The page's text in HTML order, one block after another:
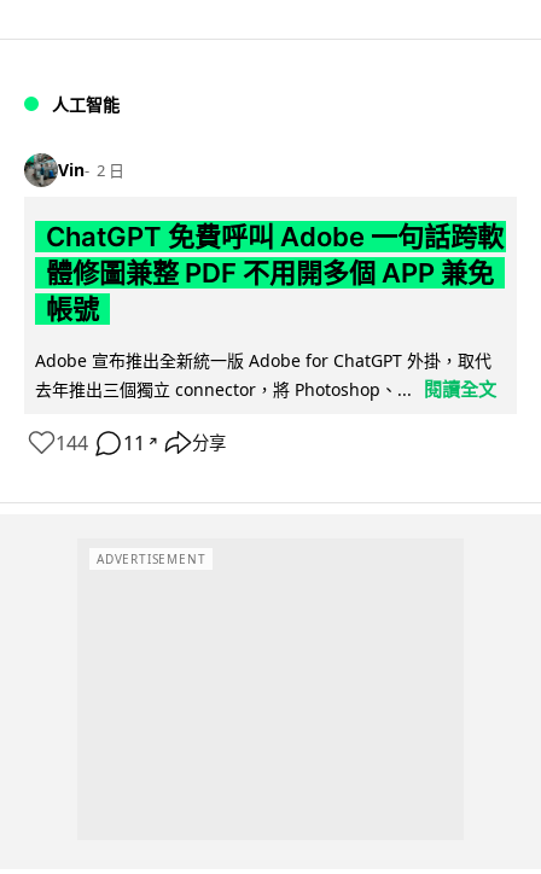
人工智能
Vin 2 日
ChatGPT 免費呼叫 Adobe 一句話跨軟
體修圖兼整 PDF 不用開多個 APP 兼免
帳號
Adobe 宣布推出全新統一版 Adobe for ChatGPT 外掛，取代
去年推出三個獨立 connector，將 Photoshop、...
閱讀全文
144 11 ↗ 分享
ADVERTISEMENT